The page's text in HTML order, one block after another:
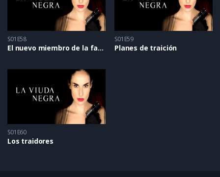
S01E58
El nuevo miembro de la familia
S01E59
Planes de traición
S01E60
Los traidores